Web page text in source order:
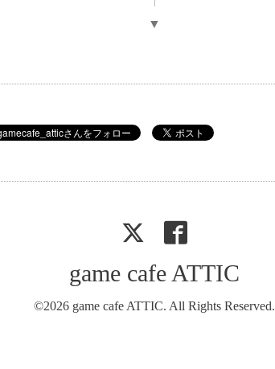
▼
game cafe ATTIC
©2026 game cafe ATTIC. All Rights Reserved.